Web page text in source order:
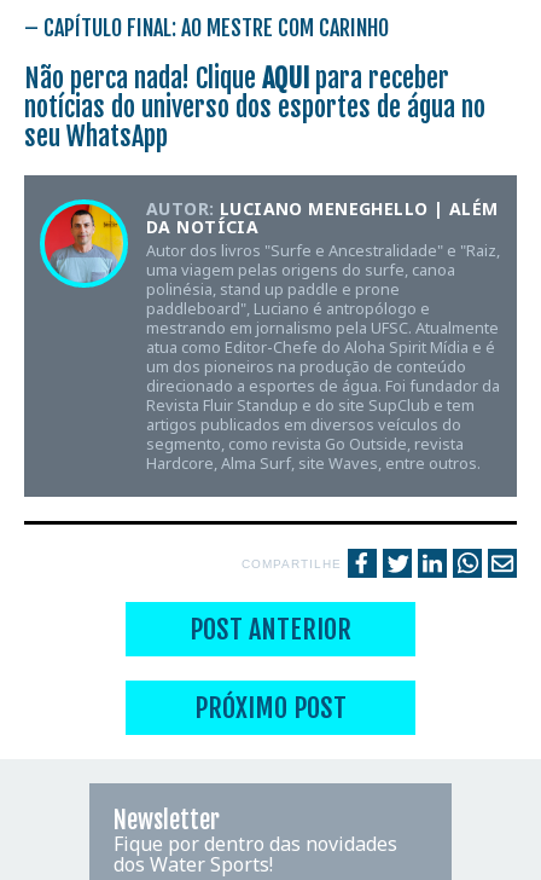
– CAPÍTULO FINAL: AO MESTRE COM CARINHO
Não perca nada! Clique AQUI para receber
notícias do universo dos esportes de água no
seu WhatsApp
AUTOR: LUCIANO MENEGHELLO | ALÉM
DA NOTÍCIA
Autor dos livros "Surfe e Ancestralidade" e "Raiz,
uma viagem pelas origens do surfe, canoa
polinésia, stand up paddle e prone
paddleboard", Luciano é antropólogo e
mestrando em jornalismo pela UFSC. Atualmente
atua como Editor-Chefe do Aloha Spirit Mídia e é
um dos pioneiros na produção de conteúdo
direcionado a esportes de água. Foi fundador da
Revista Fluir Standup e do site SupClub e tem
artigos publicados em diversos veículos do
segmento, como revista Go Outside, revista
Hardcore, Alma Surf, site Waves, entre outros.
COMPARTILHE
POST ANTERIOR
PRÓXIMO POST
Newsletter
Fique por dentro das novidades
dos Water Sports!